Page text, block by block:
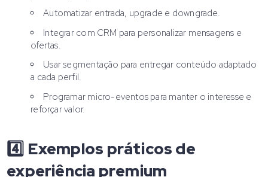
Automatizar entrada, upgrade e downgrade.
Integrar com CRM para personalizar mensagens e
ofertas.
Usar segmentação para entregar conteúdo adaptado
a cada perfil.
Programar micro-eventos para manter o interesse e
reforçar valor.
4️⃣ Exemplos práticos de
experiência premium